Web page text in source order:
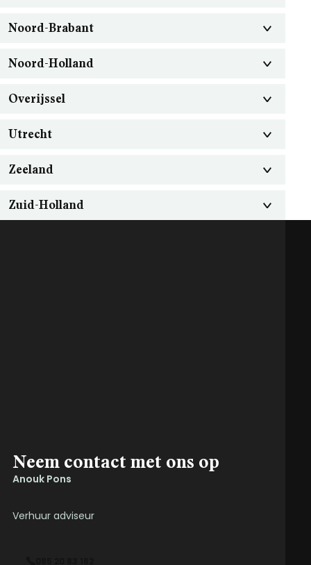
Noord-Brabant
Noord-Holland
Overijssel
Utrecht
Zeeland
Zuid-Holland
Neem contact met ons op
Anouk Pons
Verhuur adviseur